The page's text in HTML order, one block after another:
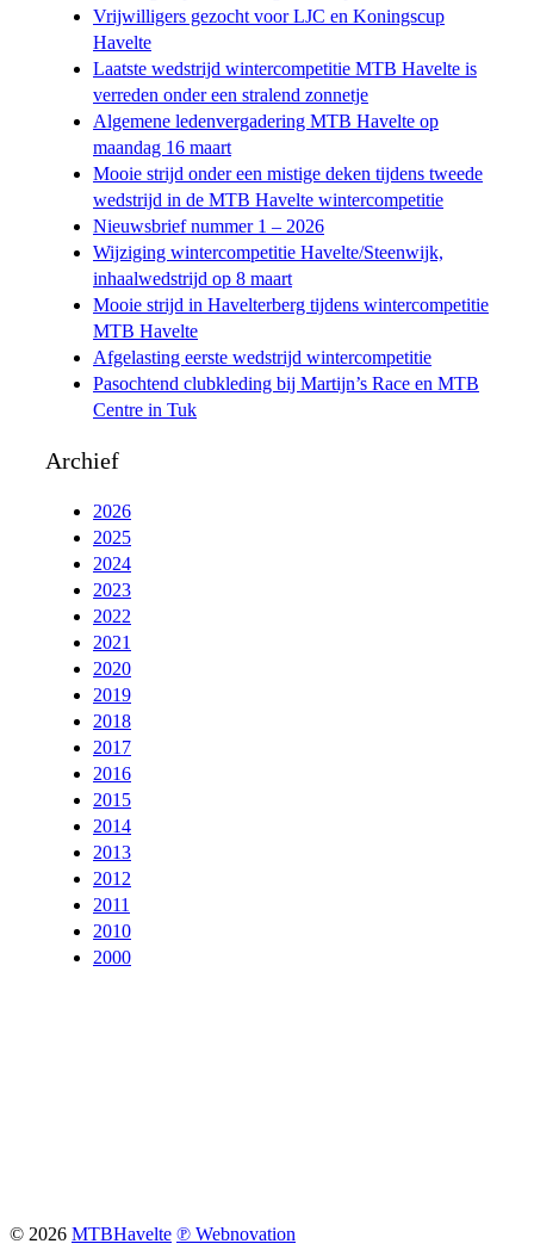
Vrijwilligers gezocht voor LJC en Koningscup
Havelte
Laatste wedstrijd wintercompetitie MTB Havelte is
verreden onder een stralend zonnetje
Algemene ledenvergadering MTB Havelte op
maandag 16 maart
Mooie strijd onder een mistige deken tijdens tweede
wedstrijd in de MTB Havelte wintercompetitie
Nieuwsbrief nummer 1 – 2026
Wijziging wintercompetitie Havelte/Steenwijk,
inhaalwedstrijd op 8 maart
Mooie strijd in Havelterberg tijdens wintercompetitie
MTB Havelte
Afgelasting eerste wedstrijd wintercompetitie
Pasochtend clubkleding bij Martijn’s Race en MTB
Centre in Tuk
Archief
2026
2025
2024
2023
2022
2021
2020
2019
2018
2017
2016
2015
2014
2013
2012
2011
2010
2000
© 2026 MTBHavelte ℗ Webnovation